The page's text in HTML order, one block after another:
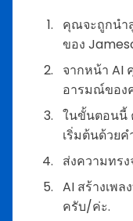
คุณจะถูกนำ
ของ
จากหน้า AI
อารมณ์ของ
ในขั้นตอนนี้
เริ่มต้นด้วยค
ส่งความทร
AI สร้างเพ
ครับ/ค่ะ.